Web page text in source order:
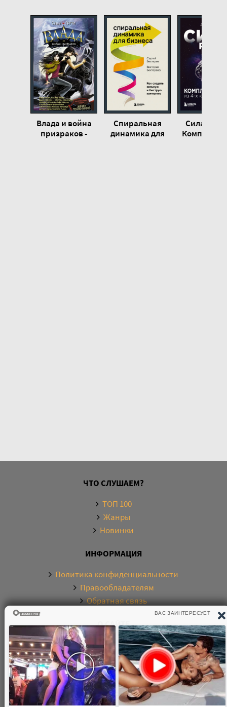
Влада и война
призраков -
Спиральная
динамика для
Сила
Комплект
ЧТО СЛУШАЕМ?
ТОП 100
Жанры
Новинки
ИНФОРМАЦИЯ
Политика конфиденциальности
Правообладателям
Обратная связь
О САЙТЕ
Электронная библиотека аудиокниг. Более 20000
аудиокниг в хорошем качестве. Слушайте аудиокниги
бесплатно онлайн и без регистрации. По любым